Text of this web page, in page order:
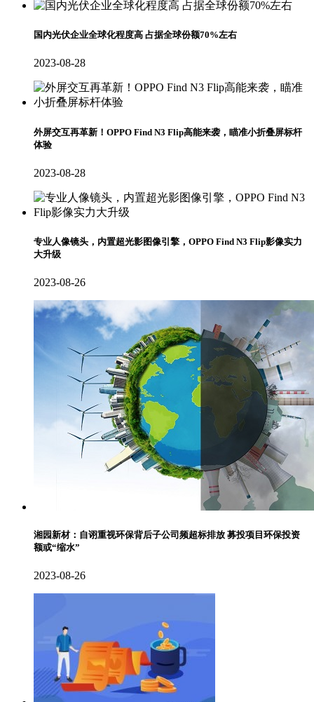
国内光伏企业全球化程度高 占据全球份额70%左右
2023-08-28
外屏交互再革新！OPPO Find N3 Flip高能来袭，瞄准小折叠屏标杆
体验
2023-08-28
专业人像镜头，内置超光影图像引擎，OPPO Find N3 Flip影像实力
大升级
2023-08-26
湘园新材：自诩重视环保背后子公司频超标排放 募投项目环保投资
额或“缩水”
2023-08-26